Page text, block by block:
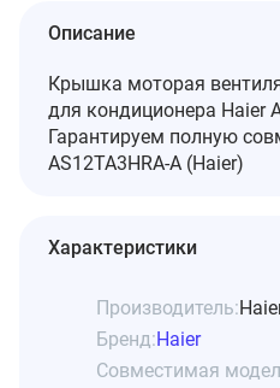
Описание
Крышка моторая
для кондиционера Haier
Гарантируем полную
AS12TA3HRA-A (Haier)
Характеристики
Производитель:
Бренд:Haier
Совместимая